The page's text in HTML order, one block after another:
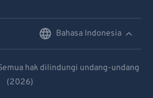
Bahasa Indonesia
Español
hak dilindungi undang-undang
(2026)